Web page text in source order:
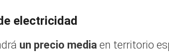
electricidad
un precio media en territorio